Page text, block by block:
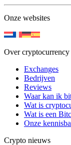
Onze websites
Over cryptocurrency
Exchanges
Bedrijven
Reviews
Waar kan ik
Wat is
Wat is een
Onze
Crypto nieuws